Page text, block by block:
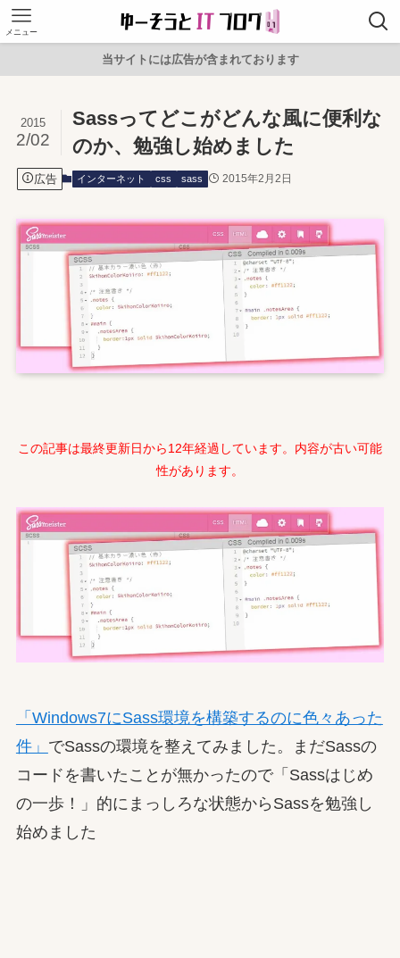
メニュー
当サイトには広告が含まれております
Sassってどこがどんな風に便利な
のか、勉強し始めました
2015
2/02
広告 インターネット css sass 2015年2月2日
この記事は最終更新日から12年経過しています。内容が古い可能
性があります。
「Windows7にSass環境を構築するのに色々あった
件」 でSassの環境を整えてみました。まだSassの
コードを書いたことが無かったので「Sassはじめ
の一歩！」的にまっしろな状態からSassを勉強し
始めました